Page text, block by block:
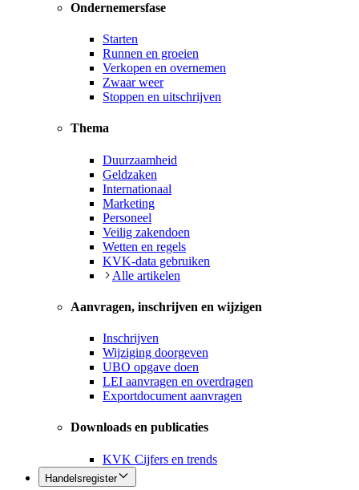
Ondernemersfase
Starten
Runnen en groeien
Verkopen en overnemen
Zwaar weer
Stoppen en uitschrijven
Thema
Duurzaamheid
Geldzaken
Internationaal
Marketing
Personeel
Veilig zakendoen
Wetten en regels
KVK-data gebruiken
Alle artikelen
Aanvragen, inschrijven en wijzigen
Inschrijven
Wijziging doorgeven
UBO opgave doen
LEI aanvragen en overdragen
Exportdocument aanvragen
Downloads en publicaties
KVK Cijfers en trends
Handelsregister